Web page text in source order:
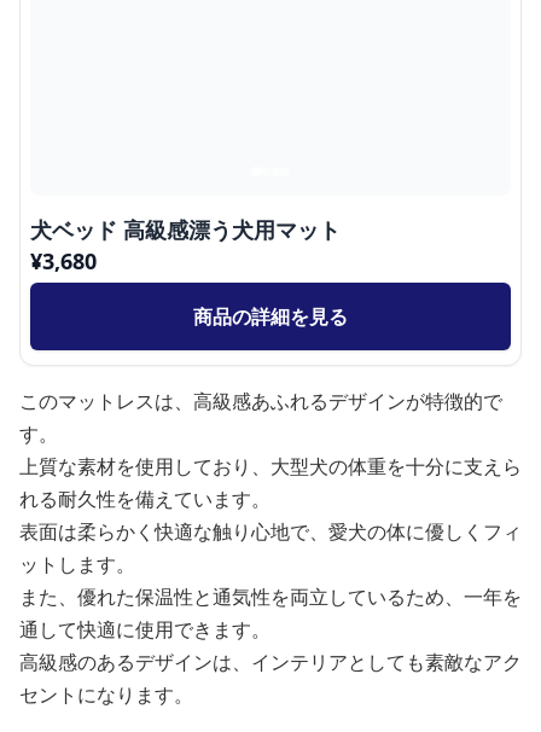
犬ベッド 高級感漂う犬用マット
¥3,680
商品の詳細を見る
このマットレスは、高級感あふれるデザインが特徴的で
す。
上質な素材を使用しており、大型犬の体重を十分に支えら
れる耐久性を備えています。
表面は柔らかく快適な触り心地で、愛犬の体に優しくフィ
ットします。
また、優れた保温性と通気性を両立しているため、一年を
通して快適に使用できます。
高級感のあるデザインは、インテリアとしても素敵なアク
セントになります。